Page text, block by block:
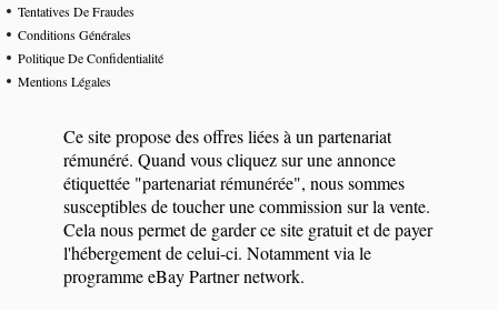
Tentatives De Fraudes
Conditions Générales
Politique De Confidentialité
Mentions Légales
Ce site propose des offres liées à un partenariat
rémunéré. Quand vous cliquez sur une annonce
étiquettée "partenariat rémunérée", nous sommes
susceptibles de toucher une commission sur la vente.
Cela nous permet de garder ce site gratuit et de payer
l'hébergement de celui-ci. Notamment via le
programme eBay Partner network.